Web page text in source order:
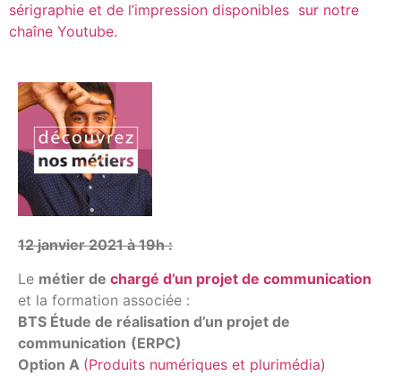
sérigraphie et de l’impression disponibles sur notre
chaîne Youtube.
12 janvier 2021 à 19h :
Le métier de chargé d’un projet de communication
et la formation associée :
BTS Étude de réalisation d’un projet de
communication (ERPC)
Option A (Produits numériques et plurimédia)